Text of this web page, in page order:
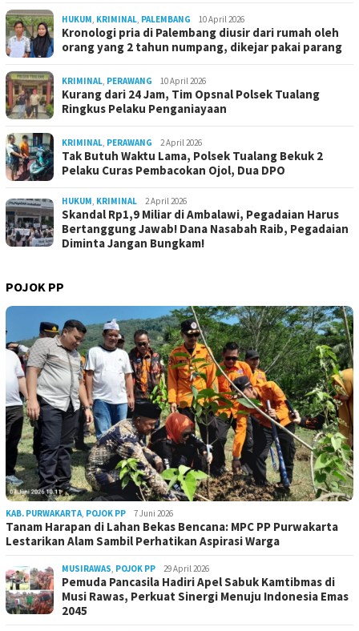
HUKUM KRIMINAL PALEMBANG 10 April 2026
Kronologi pria di Palembang diusir dari rumah oleh
orang yang 2 tahun numpang, dikejar pakai parang
KRIMINAL PERAWANG 10 April 2026
Kurang dari 24 Jam, Tim Opsnal Polsek Tualang
Ringkus Pelaku Penganiayaan
KRIMINAL PERAWANG 2 April 2026
Tak Butuh Waktu Lama, Polsek Tualang Bekuk 2
Pelaku Curas Pembacokan Ojol, Dua DPO
HUKUM KRIMINAL 2 April 2026
Skandal Rp1,9 Miliar di Ambalawi, Pegadaian Harus
Bertanggung Jawab! Dana Nasabah Raib, Pegadaian
Diminta Jangan Bungkam!
POJOK PP
KAB. PURWAKARTA POJOK PP 7 Juni 2026
Tanam Harapan di Lahan Bekas Bencana: MPC PP Purwakarta
Lestarikan Alam Sambil Perhatikan Aspirasi Warga
MUSIRAWAS POJOK PP 29 April 2026
Pemuda Pancasila Hadiri Apel Sabuk Kamtibmas di
Musi Rawas, Perkuat Sinergi Menuju Indonesia Emas
2045